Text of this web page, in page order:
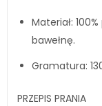
Materiał:
bawełnę.
Gramatura:
PRZEPIS PRANIA